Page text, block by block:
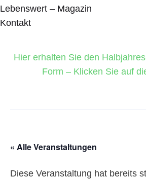
Lebenswert – Magazin
Kontakt
Hier erhalten Sie den
Form – Klicken Sie auf
« Alle Veranstaltungen
Diese Veranstaltung hat bereits